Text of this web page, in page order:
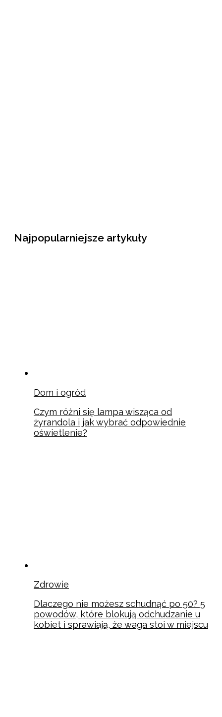
Najpopularniejsze artykuły
Dom i ogród
Czym różni się lampa wisząca od
żyrandola i jak wybrać odpowiednie
oświetlenie?
Zdrowie
Dlaczego nie możesz schudnąć po 50? 5
powodów, które blokują odchudzanie u
kobiet i sprawiają, że waga stoi w miejscu